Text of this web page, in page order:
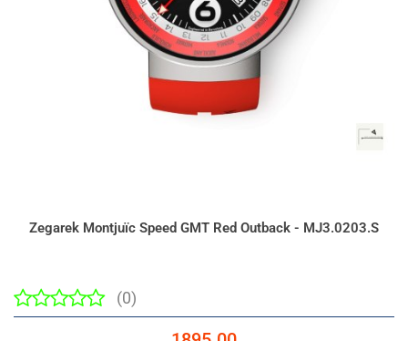
Zegarek Montjuïc Speed GMT Red Outback - MJ3.0203.S
(0)